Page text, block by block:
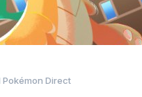
Direct